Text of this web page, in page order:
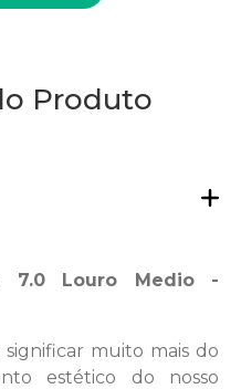
Produto
7.0 Louro Medio -
significar muito mais do
estético do nosso